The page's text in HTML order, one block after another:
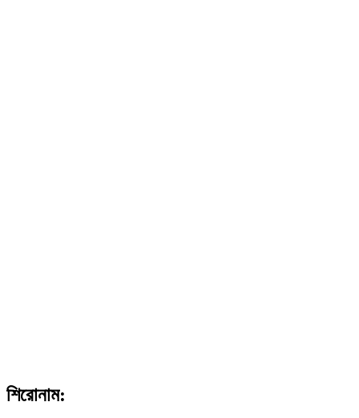
শিরোনাম: